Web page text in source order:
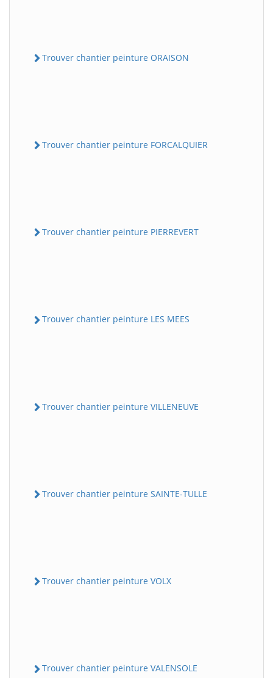
Trouver chantier peinture ORAISON
Trouver chantier peinture FORCALQUIER
Trouver chantier peinture PIERREVERT
Trouver chantier peinture LES MEES
Trouver chantier peinture VILLENEUVE
Trouver chantier peinture SAINTE-TULLE
Trouver chantier peinture VOLX
Trouver chantier peinture VALENSOLE